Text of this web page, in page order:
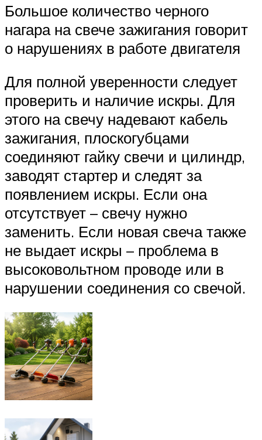
Большое количество черного
нагара на свече зажигания говорит
о нарушениях в работе двигателя
Для полной уверенности следует
проверить и наличие искры. Для
этого на свечу надевают кабель
зажигания, плоскогубцами
соединяют гайку свечи и цилиндр,
заводят стартер и следят за
появлением искры. Если она
отсутствует – свечу нужно
заменить. Если новая свеча также
не выдает искры – проблема в
высоковольтном проводе или в
нарушении соединения со свечой.